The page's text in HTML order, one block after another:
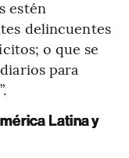
estén
delincuentes
o que se
para
Latina y